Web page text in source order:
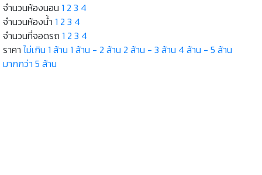
จำนวนห้องนอน 1 2 3 4
จำนวนห้องน้ำ 1 2 3 4
จำนวนที่จอดรถ 1 2 3 4
ราคา ไม่เกิน 1 ล้าน 1 ล้าน - 2 ล้าน 2 ล้าน - 3 ล้าน 4 ล้าน - 5 ล้าน
มากกว่า 5 ล้าน